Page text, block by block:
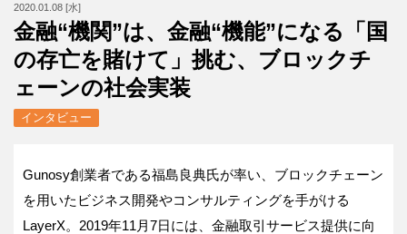
2020.01.08 [水]
金融“機関”は、金融“機能”になる「国
の存亡を賭けて」挑む、ブロックチ
ェーンの社会実装
インタビュー
Gunosy創業者である福島良典氏が率い、ブロックチェーン
を用いたビジネス開発やコンサルティングを手がける
LayerX。2019年11月7日には、金融取引サービス提供に向